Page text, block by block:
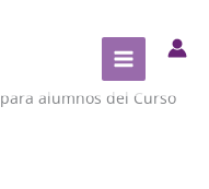
alumnos del Curso